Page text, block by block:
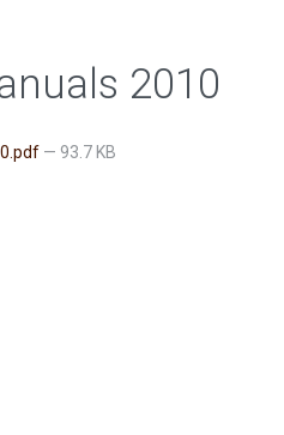
2010
— 93.7 KB